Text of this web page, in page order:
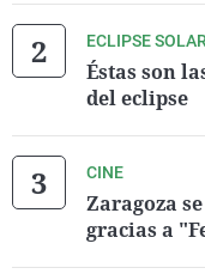
ECLIPSE SOLAR
Éstas son
del eclipse
CINE
Zaragoza
gracias a